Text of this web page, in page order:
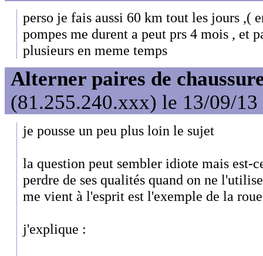
perso je fais aussi 60 km tout les jours ,(
pompes me durent a peut prs 4 mois , et
plusieurs en meme temps
Alterner paires de
(81.255.240.xxx) le 13/09/13
je pousse un peu plus loin le sujet
la question peut sembler idiote mais est-
perdre de ses qualités quand on ne
me vient à l'esprit est l'exemple de la
j'explique :